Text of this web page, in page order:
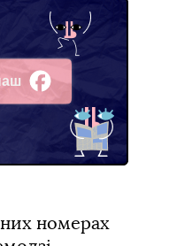
номерах